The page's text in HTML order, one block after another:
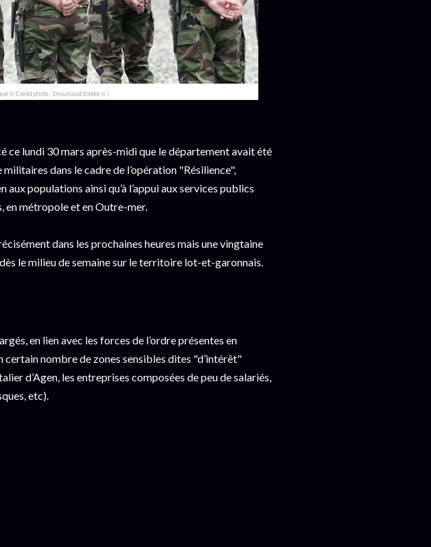
ce lundi 30 mars après-midi que le département avait été
dans le cadre de l’opération "Résilience",
aux populations ainsi qu’à l’appui aux services publics
en métropole et en Outre-mer.
dans les prochaines heures mais une vingtaine
le milieu de semaine sur le territoire lot-et-garonnais.
en lien avec les forces de l’ordre présentes en
certain nombre de zones sensibles dites "d’intérêt"
d’Agen, les entreprises composées de peu de salariés,
etc).